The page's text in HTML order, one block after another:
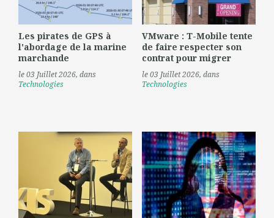
Les pirates de GPS à
l'abordage de la marine
marchande
le 03 Juillet 2026, dans
Technologies
VMware : T-Mobile tente
de faire respecter son
contrat pour migrer
le 03 Juillet 2026, dans
Technologies